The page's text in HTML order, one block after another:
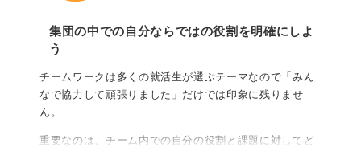
集団の中での自分ならではの役割を明確にしよ
う
チームワークは多くの就活生が選ぶテーマなので「みん
なで協力して頑張りました」だけでは印象に残りませ
ん。
重要なのは、チーム内での自分の役割と課題に対してど